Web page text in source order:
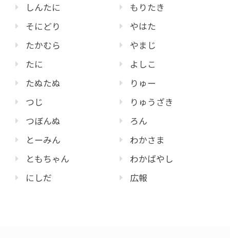
しんたに
そにどり
たかむら
たに
たぬたぬ
つじ
つぼんぬ
とーみん
ともちゃん
にしだ
もりたき
やはた
やまじ
よしこ
りゅー
りゅうざき
ろん
わかさま
わかばやし
広報